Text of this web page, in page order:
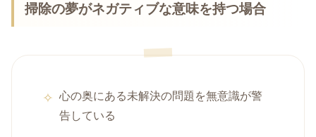
掃除の夢がネガティブな意味を持つ場合
心の奥にある未解決の問題を無意識が警
告している